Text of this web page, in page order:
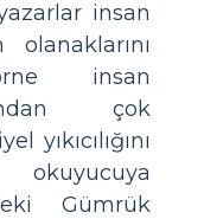
insan
insan
çok
yıkıcılığını
okuyucuya
Gümrük